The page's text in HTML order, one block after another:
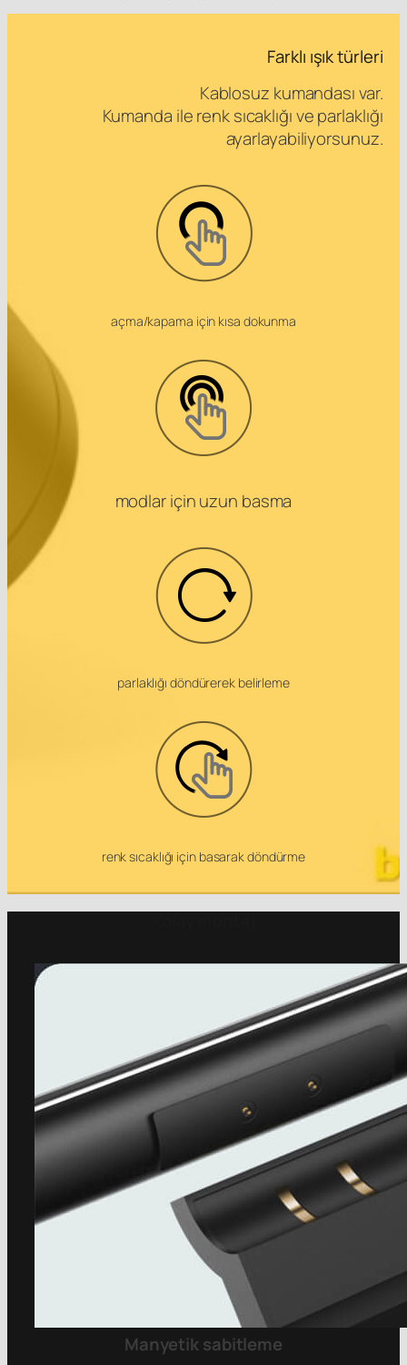
Farklı ışık türleri
Kablosuz kumandası var.
Kumanda ile renk sıcaklığı ve parlaklığı
ayarlayabiliyorsunuz.
açma/kapama için kısa dokunma
modlar için uzun basma
parlaklığı döndürerek belirleme
renk sıcaklığı için basarak döndürme
Manyetik sabitleme